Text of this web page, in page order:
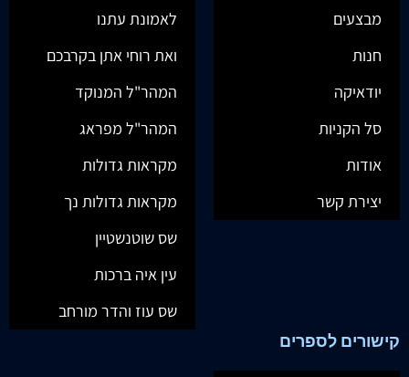
מבצעים
חנות
יודאיקה
סל הקניות
אודות
יצירת קשר
לאמונת עתנו
ואת רוחי אתן בקרבכם
המהר"ל המנוקד
המהר"ל מפראג
מקראות גדולות
מקראות גדולות נך
שס שוטנשטיין
עין איה ברכות
שס עוז והדר מורחב
קישורים לספרים